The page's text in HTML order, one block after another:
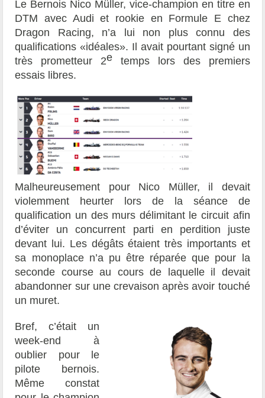
Le Bernois Nico Müller, vice-champion en titre en
DTM avec Audi et rookie en Formule E chez
Dragon Racing, n’a lui non plus connu des
qualifications «idéales». Il avait pourtant signé un
très prometteur 2e temps lors des premiers
essais libres.
Malheureusement pour Nico Müller, il devait
violemment heurter lors de la séance de
qualification un des murs délimitant le circuit afin
d’éviter un concurrent parti en perdition juste
devant lui. Les dégâts étaient très importants et
sa monoplace n’a pu être réparée que pour la
seconde course au cours de laquelle il devait
abandonner sur une crevaison après avoir touché
un muret.
Bref, c’était un
week-end à
oublier pour le
pilote bernois.
Même constat